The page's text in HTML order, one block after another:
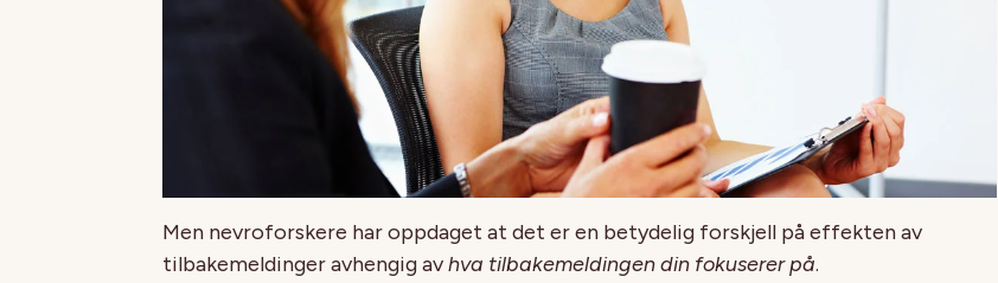
Men nevroforskere har oppdaget at det er en betydelig forskjell på effekten av
tilbakemeldinger avhengig avhva tilbakemeldingen din fokuserer på.